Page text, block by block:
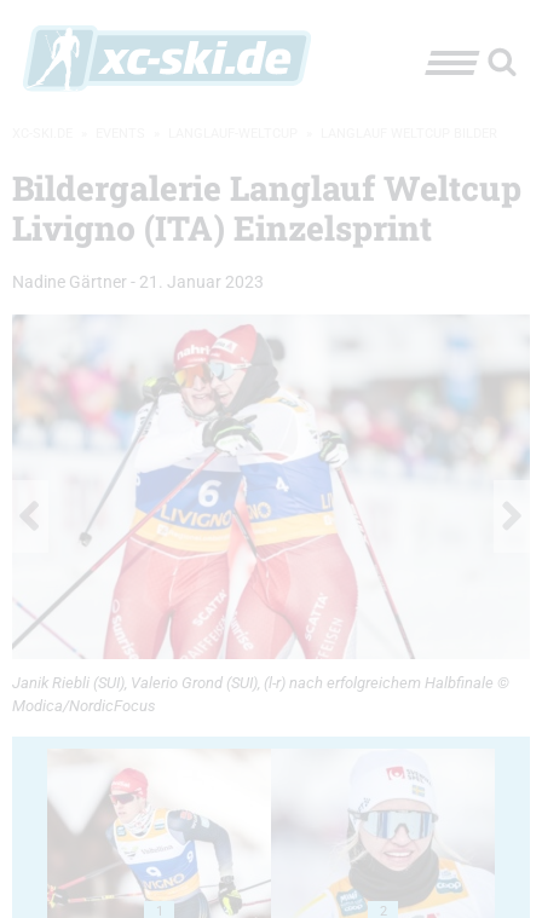
Bildergalerie Langlauf Weltcup
Livigno (ITA) Einzelsprint
Nadine Gärtner - 21. Januar 2023
Janik Riebli (SUI), Valerio Grond (SUI), (l-r) nach erfolgreichem Halbfinale ©
Modica/NordicFocus
1 2